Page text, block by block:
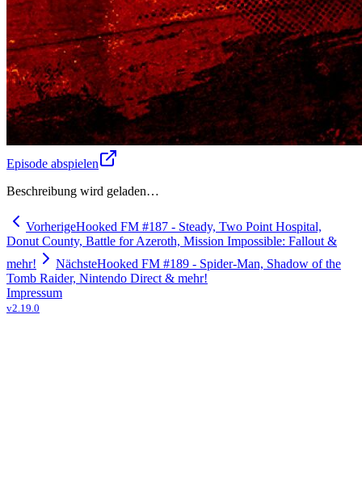
Episode abspielen
Beschreibung wird geladen…
VorherigeHooked FM #187 - Steady, Two Point Hospital,
Donut County, Battle for Azeroth, Mission Impossible: Fallout &
mehr!
NächsteHooked FM #189 - Spider-Man, Shadow of the
Tomb Raider, Nintendo Direct & mehr!
Impressum
v2.19.0